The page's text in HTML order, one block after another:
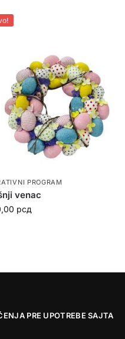
PROGRAM
venac
рсд
PRE UPOTREBE SAJTA